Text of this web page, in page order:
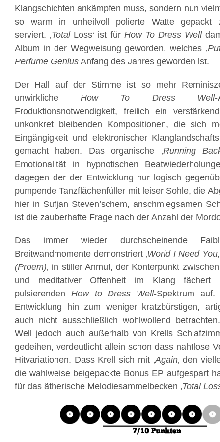
Klangschichten ankämpfen muss, sondern nun
so warm in unheilvoll polierte Watte gepackt
serviert. ‚TotalLoss‘ ist für How To Dress Well
Album in der Wegweisung geworden, welches ‚
Perfume Genius Anfang des Jahres geworden ist.
Der Hall auf der Stimme ist so mehr
unwirklicheHow To Dress Well-
Froduktionsnotwendigkeit, freilich ein
unkonkret bleibenden Kompositionen, die sich
Eingängigkeit und elektronischer
gemacht haben. Das organische ‚Running
Emotionalität in hypnotischen
dagegen der der Entwicklung nur logisch
pumpende Tanzflächenfüller mit leiser Sohle, die
hier in Sufjan Steven’schem, anschmiegsamen
ist die zauberhafte Frage nach der Anzahl der
Das immer wieder durchscheinende
Breitwandmomente demonstriert ‚World I Need
(Proem)‚ in stiller Anmut, der Konterpunkt
und meditativer Offenheit im Klang fächert
pulsierenden How to Dress Well-Spektrum
Entwicklung hin zum weniger kratzbürstigen,
auch nicht ausschließlich wohlwollend
Well jedoch auch außerhalb von Krells
gedeihen, verdeutlicht allein schon dass nahtlose
Hitvariationen. Dass Krell sich mit ‚Again‚ den
die wahlweise beigepackte Bonus EP aufgespart
für das ätherische Melodiesammelbecken ‚Total